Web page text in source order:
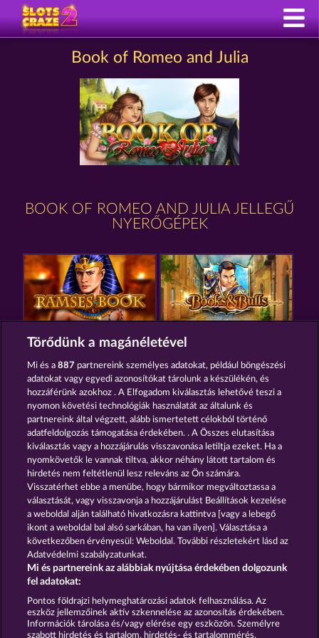
Book of Romeo and Julia
BOOK OF ROMEO AND JULIA JELLEGŰ
NYERŐGÉPEK
RAMSES BOOK BOOKS AND BULLS
BOOK OF THE AGES
Részvételi feltételek
Adatkezelési tájékoztató Impresszum
A cég GYIK
Törődünk a magánéletével
Mi és a887 partnereink személyes adatokat, például böngészési
adatokat vagy egyedi azonosítókat tárolunk a készülékén, és
hozzáférünk azokhoz . A Elfogadom kiválasztás lehetővé teszi a
nyomon követési technológiák használatát az általunk és
partnereink által végzett, alább ismertetett célokból történő
adatfeldolgozás támogatása érdekében. . A Összes elutasítása
kiválasztás vagy a hozzájárulás visszavonása letiltja ezeket. Ha a
nyomkövetők le vannak tiltva, akkor néhány látott tartalom és
hirdetés nem feltétlenül lesz releváns az Ön számára.
Visszatérhet ebbe a menübe, hogy bármikor megváltoztassa a
választását, vagy visszavonja a hozzájárulást Beállítások kezelése
a weboldal alján található hivatkozásra kattintva [vagy a lebegő
ikont a weboldal bal alsó sarkában, ha van ilyen]. Választása a
következőben érvényesül: Weboldal. További részletekért lásd az
Adatvédelmi szabályzatunkat.
Mi és partnereink az alábbiak nyújtása érdekében dolgozunk
fel adatokat:
Pontos földrajzi helymeghatározási adatok felhasználása. Az
eszköz jellemzőinek aktív szkennelése az azonosítás érdekében.
Információk tárolása és/vagy elérése egy eszközön. Személyre
szabott hirdetés és tartalom, hirdetés- és tartalommérés,